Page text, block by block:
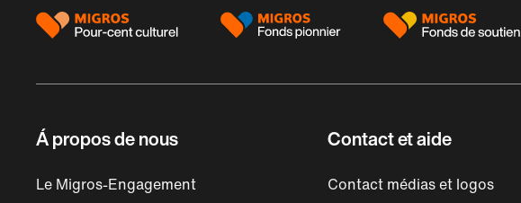
Á propos de nous
Le Migros-Engagement
Contact et aide
Contact médias et logos